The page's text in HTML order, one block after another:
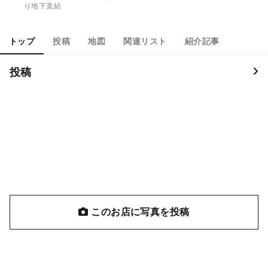
り地下直結
トップ 投稿 地図 関連リスト 紹介記事
投稿
このお店に写真を投稿